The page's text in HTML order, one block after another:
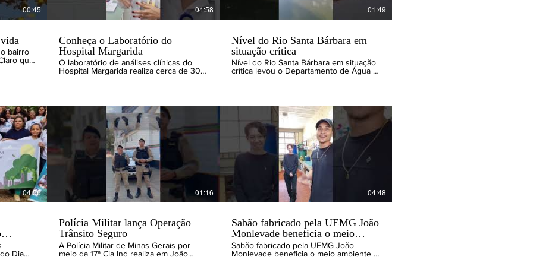
00:45
bairro
de
ou
da
de
que
-
-
futuro -
-
está o
04:58
Conheça o Laboratório do
Hospital Margarida
O laboratório de análises clínicas do
Hospital Margarida realiza cerca de 30
horas por dia. Dos cerca de 800
funcionários mantidos pelo Hospital
Margarida 21 estão no laboratório com a
responsabilidade de atender às
urgências e emergências, além da
precisão nos resultados.
01:49
Nível do Rio Santa Bárbara em
situação crítica
Nível do Rio Santa Bárbara em situação
crítica levou o Departamento de Água e
está secando em em razão da falta de
chuva. Francis Júnior, jornalista e editor
do site www.jmnoticias.com.br
04:56
Dia
01:16
Polícia Militar lança Operação
Trânsito Seguro
A Polícia Militar de Minas Gerais por
meio da 17ª Cia Ind realiza em João
04:48
Sabão fabricado pela UEMG João
Monlevade beneficia o meio
ambiente
Sabão fabricado pela UEMG João
Monlevade beneficia o meio ambiente e